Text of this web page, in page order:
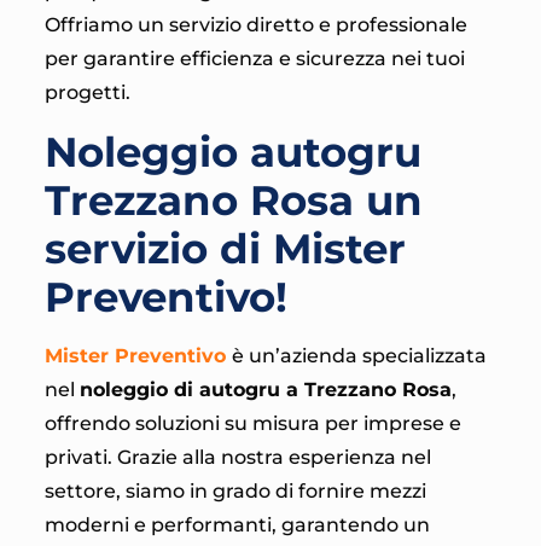
Offriamo un servizio diretto e professionale
per garantire efficienza e sicurezza nei tuoi
progetti.
Noleggio autogru
Trezzano Rosa un
servizio di Mister
Preventivo!
Mister Preventivo è un’azienda specializzata
nel noleggio di autogru a Trezzano Rosa,
offrendo soluzioni su misura per imprese e
privati. Grazie alla nostra esperienza nel
settore, siamo in grado di fornire mezzi
moderni e performanti, garantendo un